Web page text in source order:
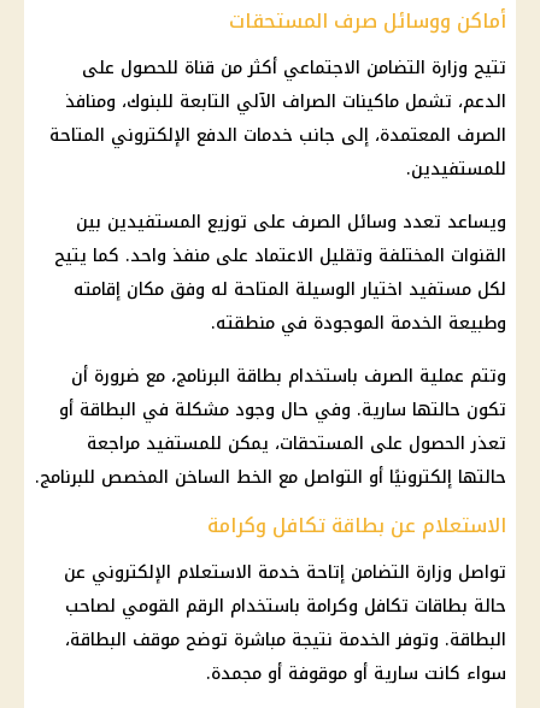
أماكن ووسائل صرف المستحقات
تتيح وزارة التضامن الاجتماعي أكثر من قناة للحصول على
الدعم، تشمل ماكينات الصراف الآلي التابعة للبنوك، ومنافذ
الصرف المعتمدة، إلى جانب خدمات الدفع الإلكتروني المتاحة
للمستفيدين.
ويساعد تعدد وسائل الصرف على توزيع المستفيدين بين
القنوات المختلفة وتقليل الاعتماد على منفذ واحد. كما يتيح
لكل مستفيد اختيار الوسيلة المتاحة له وفق مكان إقامته
وطبيعة الخدمة الموجودة في منطقته.
وتتم عملية الصرف باستخدام بطاقة البرنامج، مع ضرورة أن
تكون حالتها سارية. وفي حال وجود مشكلة في البطاقة أو
تعذر الحصول على المستحقات، يمكن للمستفيد مراجعة
حالتها إلكترونيًا أو التواصل مع الخط الساخن المخصص للبرنامج.
الاستعلام عن بطاقة تكافل وكرامة
تواصل وزارة التضامن إتاحة خدمة الاستعلام الإلكتروني عن
حالة بطاقات تكافل وكرامة باستخدام الرقم القومي لصاحب
البطاقة. وتوفر الخدمة نتيجة مباشرة توضح موقف البطاقة،
سواء كانت سارية أو موقوفة أو مجمدة.